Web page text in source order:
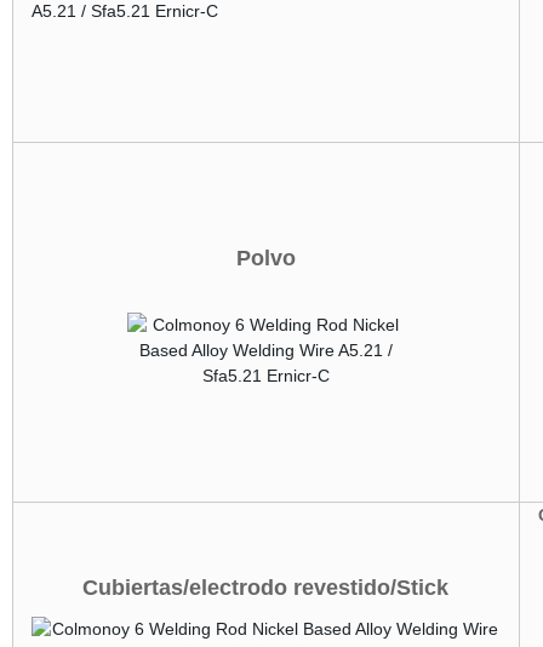
Polvo
Cubiertas/electrodo revestido/Stick